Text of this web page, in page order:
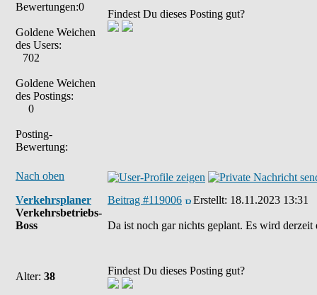
Bewertungen:0
Goldene Weichen
des Users:
702
Goldene Weichen
des Postings:
0
Posting-
Bewertung:
Findest Du dieses Posting gut?
Nach oben
Verkehrsplaner
Verkehrsbetriebs-
Boss
Alter: 38
Beitrag #119006 Erstellt: 18.11.2023 13:31
Da ist noch gar nichts geplant. Es wird
Findest Du dieses Posting gut?